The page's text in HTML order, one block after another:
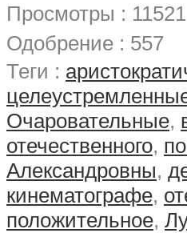
Просмотры :
Одобрение : 557
Теги :
Очаровательные,
отечественного,
Александровны,
кинематографе,
положительное,